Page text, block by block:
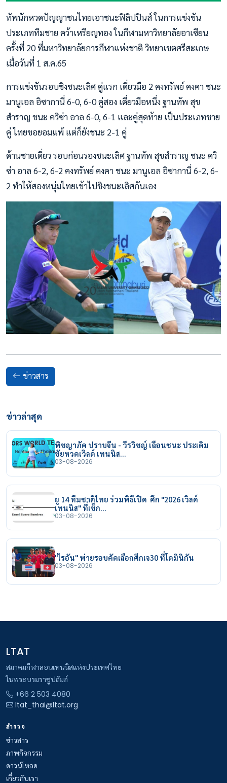
ทัพนักหวดปัญญาชนไทยเอาชนะฟิลิปปินส์ ในการแข่งขัน
ประเภททีมชาย คว้าเหรียญทอง ในกีฬามหาวิทยาลัยอาเซียน
ครั้งที่ 20 ที่มหาวิทยาลัยการกีฬาแห่งชาติ วิทยาเขตศรีสะเกษ
เมื่อวันที่ 1 ส.ค.65
การแข่งขันรอบชิงชนะเลิศ คู่แรก เดี่ยวมือ 2 คงทรัพย์ คงคา ชนะ
มานูเอล อิซากานี่ 6-0, 6-0 คู่สอง เดี่ยวมือหนึ่ง ฐานทัพ สุข
สำราญ ชนะ ควิซ่า อาล 6-0, 6-1 และคู่สุดท้าย เป็นประเภทชาย
คู่ ไทยขอยอมแพ้ แต่ก็ยังชนะ 2-1 คู่
ด้านชายเดี่ยว รอบก่อนรองชนะเลิศ ฐานทัพ สุขสำราญ ชนะ ควิ
ซ่า อาล 6-2, 6-2 คงทรัพย์ คงคา ชนะ มานูเอล อิซากานี่ 6-2, 6-
2 ทำให้สองหนุ่มไทยเข้าไปชิงชนะเลิศกันเอง
ข่าวสาร
ข่าวล่าสุด
พิชญาภัค ปราบจีน - วีรวิชญ์ เฉือนชนะ ประเดิม
ชัยหวดเวิลด์ เทนนิส…
03-08-2026
ยู 14 ทีมชาติไทย ร่วมพิธีเปิด ศึก "2026 เวิลด์
เทนนิส" ที่เช็ก…
03-08-2026
"ไรอัน" พ่ายรอบคัดเลือกศึกเจ30 ที่โดมินิกัน
03-08-2026
LTAT
สมาคมกีฬาลอนเทนนิสแห่งประเทศไทย
ในพระบรมราชูปถัมภ์
+66 2 503 4080
ltat_thai@ltat.org
สำรวจ
ข่าวสาร
ภาพกิจกรรม
ดาวน์โหลด
เกี่ยวกับเรา